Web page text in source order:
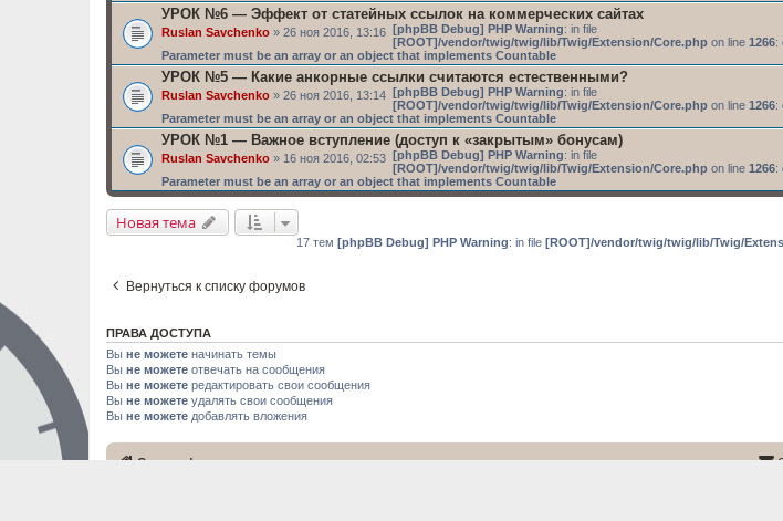
УРОК №6 — Эффект от статейных ссылок на коммерческих сайтах
Ruslan Savchenko » 26 ноя 2016, 13:16 [phpBB Debug] PHP Warning: in file
[ROOT]/vendor/twig/twig/lib/Twig/Extension/Core.phpon line 1266:
Parameter must be an array or an object that implements Countable
УРОК №5 — Какие анкорные ссылки считаются естественными?
Ruslan Savchenko » 26 ноя 2016, 13:14 [phpBB Debug] PHP Warning: in file
[ROOT]/vendor/twig/twig/lib/Twig/Extension/Core.phpon line 1266:
Parameter must be an array or an object that implements Countable
УРОК №1 — Важное вступление (доступ к «закрытым» бонусам)
Ruslan Savchenko » 16 ноя 2016, 02:53 [phpBB Debug] PHP Warning: in file
[ROOT]/vendor/twig/twig/lib/Twig/Extension/Core.phpon line 1266:
Parameter must be an array or an object that implements Countable
Новая тема
17 тем [phpBB Debug] PHP Warning: in file [ROOT]/vendor/twig/twig/lib/Twig/
Вернуться к списку форумов
ПРАВА ДОСТУПА
Вы не можете начинать темы
Вы не можете отвечать на сообщения
Вы не можете редактировать свои сообщения
Вы не можете удалять свои сообщения
Вы не можете добавлять вложения
Список форумов